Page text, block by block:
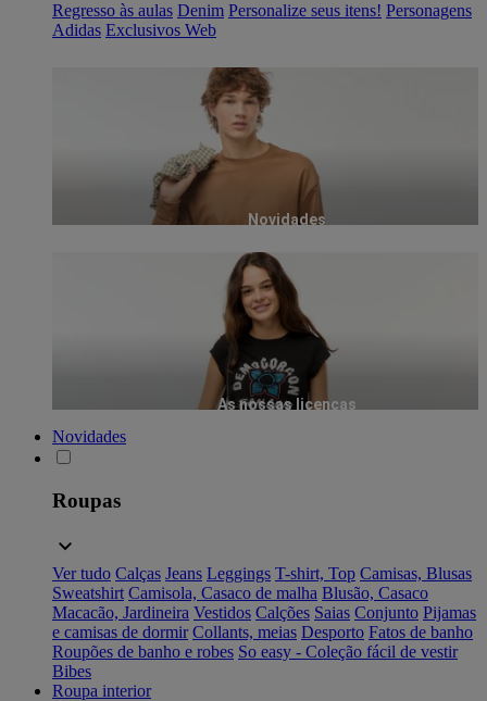
Regresso às aulas Denim Personalize seus itens! Personagens
Adidas Exclusivos Web
Novidades
As nossas licenças
Novidades
Roupas
Ver tudo Calças Jeans Leggings T-shirt, Top Camisas, Blusas
Sweatshirt Camisola, Casaco de malha Blusão, Casaco
Macacão, Jardineira Vestidos Calções Saias Conjunto Pijamas
e camisas de dormir Collants, meias Desporto Fatos de banho
Roupões de banho e robes So easy - Coleção fácil de vestir
Bibes
Roupa interior